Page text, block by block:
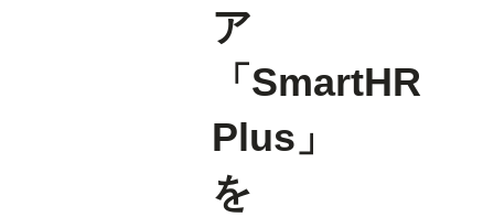
ア
「SmartHR
Plus」
を